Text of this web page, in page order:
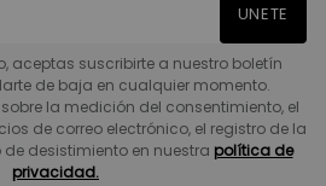
UNETE
aceptas suscribirte a nuestro boletín
de baja en cualquier momento.
la medición del consentimiento, el
de correo electrónico, el registro de la
desistimiento en nuestra política de
privacidad.